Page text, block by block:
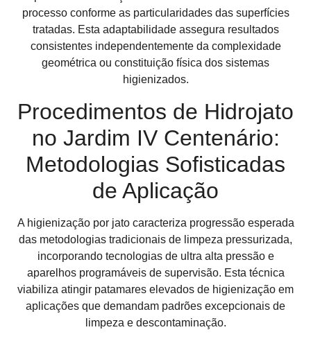
processo conforme as particularidades das superfícies
tratadas. Esta adaptabilidade assegura resultados
consistentes independentemente da complexidade
geométrica ou constituição física dos sistemas
higienizados.
Procedimentos de Hidrojato
no Jardim IV Centenário:
Metodologias Sofisticadas
de Aplicação
A higienização por jato caracteriza progressão esperada
das metodologias tradicionais de limpeza pressurizada,
incorporando tecnologias de ultra alta pressão e
aparelhos programáveis de supervisão. Esta técnica
viabiliza atingir patamares elevados de higienização em
aplicações que demandam padrões excepcionais de
limpeza e descontaminação.